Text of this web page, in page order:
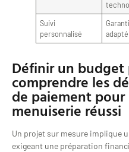
Suivi
personnalisé
adapté
Définir un budget
comprendre les
de paiement
menuiserie réussi
Un projet sur mesure implique
exigeant une préparation